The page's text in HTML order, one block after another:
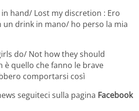
hand/ Lost my discretion : Ero
un drink in mano/ ho perso la mia
do/ Not how they should
è quello che fanno le brave
comportarsi così
seguiteci sulla pagina Facebook